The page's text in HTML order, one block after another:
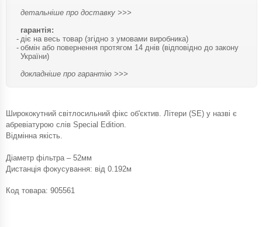
детальніше про доставку >>>
гарантія:
діє на весь товар (згідно з умовами виробника)
обмін або повернення протягом 14 днів (відповідно до закону
України)
докладніше про гарантію >>>
Ширококутний світлосильний фікс об'єктив. Літери (SE) у назві є
абревіатурою слів Special Edition.
Відмінна якість.
Діаметр фільтра – 52мм
Дистанція фокусування: від 0.192м
Код товара: 905561